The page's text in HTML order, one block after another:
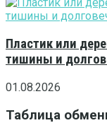
Пластик или
тишины и
01.08.2026
Таблица